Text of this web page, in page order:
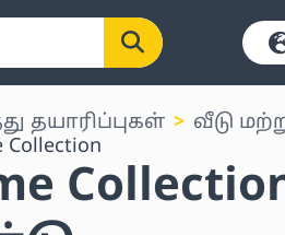
தயாரிப்புகள்
வீடு
Collection